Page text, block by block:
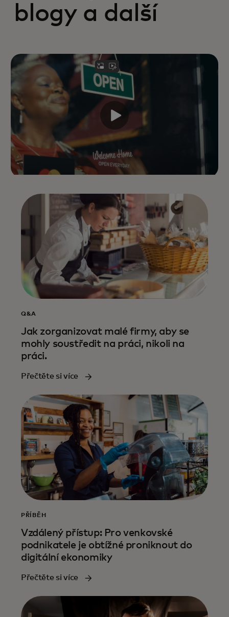
blogy a další
Q&A
Jak zorganizovat malé firmy, aby se
mohly soustředit na práci, nikoli na
práci.
Přečtěte si více
PŘÍBĚH
Vzdálený přístup: Pro venkovské
podnikatele je obtížné proniknout do
digitální ekonomiky
Přečtěte si více